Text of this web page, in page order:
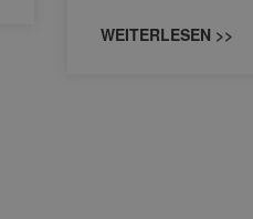
WEITERLESEN >>